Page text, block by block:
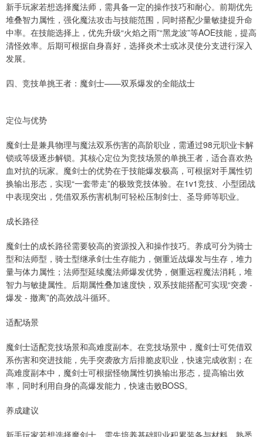
新手玩家若想选择魔法师，需具备一定的操作技巧和耐心。前期优先
堆叠智力属性，强化魔法攻击与技能范围，同时搭配少量敏捷提升命
中率。在技能选择上，优先升级“火焰之雨”“黑龙波”等AOE技能，提高
清怪效率。后期可根据自身喜好，选择炎术士或冰灵使分支进行深入
发展。
四、竞技单挑王者：魔剑士——双系爆发的全能战士
定位与优势
魔剑士是兼具物理与魔法双系伤害的高阶职业，需通过98元职业卡解
锁或等级逐步解锁。其核心定位为竞技场景的单挑王者，适合喜欢热
血对抗的玩家。魔剑士的优势在于技能爆发极高，可根据对手属性切
换输出形态，实现“一套带走”的极致竞技体验。在1v1竞技、小型团战
中表现突出，凭借双系伤害机制可轻松压制剑士、圣导师等职业。
成长路径
魔剑士的成长路径需要较高的资源投入和操作技巧。养成可分为骑士
型和法师型，骑士型继承剑士生存能力，侧重近战爆发与生存，堆力
量与体力属性；法师型延续魔法师爆发优势，侧重远程魔法消耗，堆
智力与敏捷属性。后期属性叠加速度快，双系技能搭配可实现“突袭 -
爆发 - 撤离”的高效战斗循环。
适配场景
魔剑士适配竞技场景和高难度副本。在竞技场景中，魔剑士可凭借双
系伤害和突进技能，先手突袭敌方后排脆皮职业，快速完成收割；在
高难度副本中，魔剑士可根据怪物属性切换输出形态，提高输出效
率，同时利用自身的高爆发能力，快速击败BOSS。
养成建议